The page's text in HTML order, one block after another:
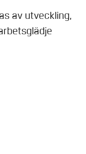
av utveckling,